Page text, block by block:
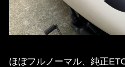
ほぼフルノーマル、純正